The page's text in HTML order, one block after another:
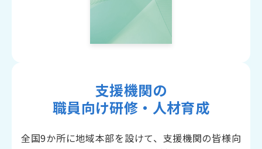
支援機関の
職員向け研修・人材育成
全国9か所に地域本部を設けて、支援機関の皆様向